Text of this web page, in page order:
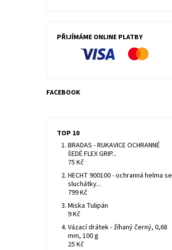
PŘIJÍMÁME ONLINE PLATBY
FACEBOOK
TOP 10
BRADAS - RUKAVICE OCHRANNÉ
šEDÉ FLEX GRIP...
75 Kč
HECHT 900100 - ochranná helma se
sluchátky...
799 Kč
Miska Tulipán
9 Kč
Vázací drátek - žíhaný černý, 0,68
mm, 100 g
25 Kč